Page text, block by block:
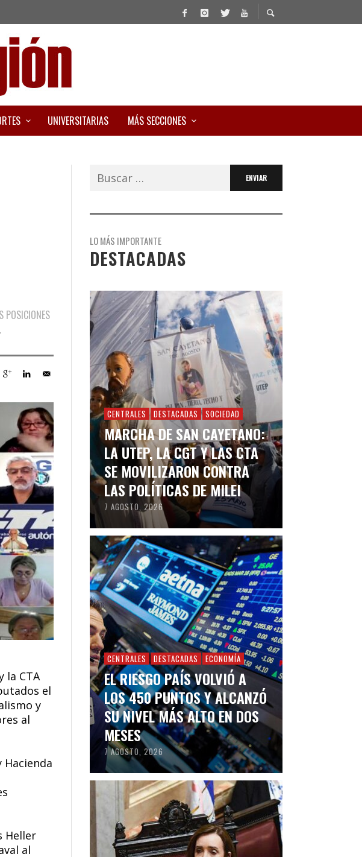
UNIVERSITARIAS MÁS SECCIONES
POSICIONES
la CTA
el
y
al
Heller
al
Buscar:
LO MÁS IMPORTANTE
DESTACADAS
CENTRALES DESTACADAS SOCIEDAD
MARCHA DE SAN CAYETANO:
LA UTEP, LA CGT Y LAS CTA
SE MOVILIZARON CONTRA
LAS POLÍTICAS DE MILEI
7 AGOSTO, 2026
CENTRALES DESTACADAS ECONOMÍA
EL RIESGO PAÍS VOLVIÓ A
LOS 450 PUNTOS Y ALCANZÓ
SU NIVEL MÁS ALTO EN DOS
MESES
7 AGOSTO, 2026